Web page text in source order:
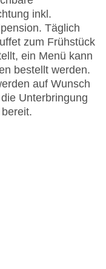
2010
Pool, Outdoor
Liegen am Pool
Diners Club,
inkl.
Täglich
zum Frühstück
ein Menü kann
bestellt werden.
auf Wunsch
Unterbringung